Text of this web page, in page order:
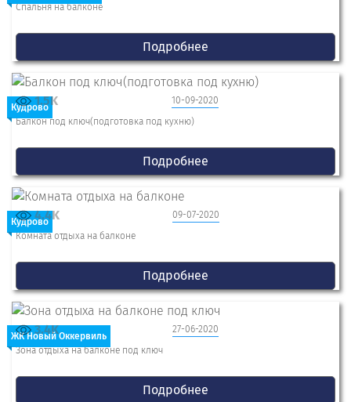
Спальня на балконе
Подробнее
Кудрово
10-09-2020
1.5K
Балкон под ключ(подготовка под кухню)
Подробнее
Кудрово
09-07-2020
4.4K
Комната отдыха на балконе
Подробнее
ЖК Новый Оккервиль
27-06-2020
3.4K
Зона отдыха на балконе под ключ
Подробнее